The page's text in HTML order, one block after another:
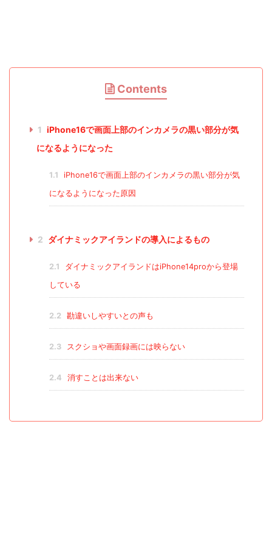
Contents
1 iPhone16で画面上部のインカメラの黒い部分が気
になるようになった
1.1
iPhone16で画面上部のインカメラの黒い部分が気
になるようになった原因
2 ダイナミックアイランドの導入によるもの
2.1
ダイナミックアイランドはiPhone14proから登場
している
2.2 勘違いしやすいとの声も
2.3 スクショや画面録画には映らない
2.4 消すことは出来ない